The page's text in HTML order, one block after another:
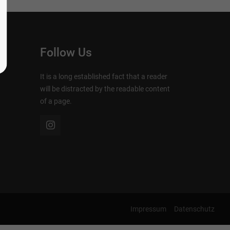
Follow Us
It is a long established fact that a reader
will be distracted by the readable content
of a page.
Impressum Datenschutz